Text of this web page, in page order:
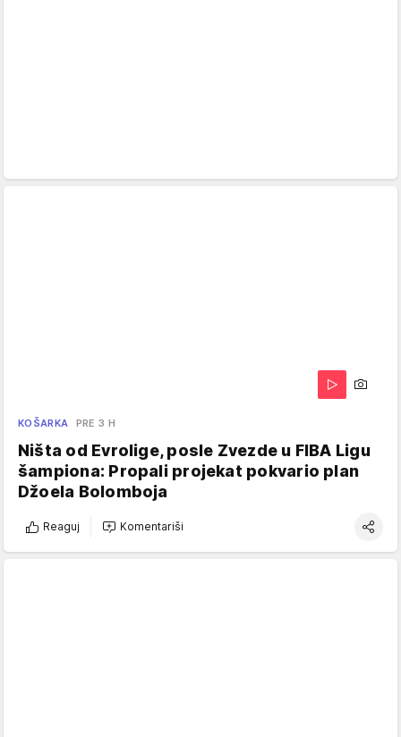
KOŠARKA PRE 3 H
Ništa od Evrolige, posle Zvezde u FIBA Ligu
šampiona: Propali projekat pokvario plan
Džoela Bolomboja
Reaguj Komentariši